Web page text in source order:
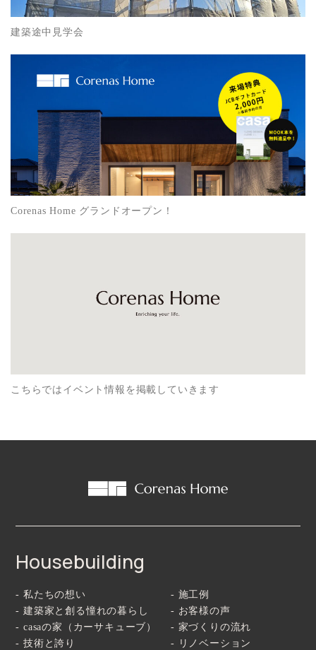
建築途中見学会
Corenas Home グランドオープン！
こちらではイベント情報を掲載していきます
Housebuilding
- 私たちの想い
- 建築家と創る憧れの暮らし
- casaの家（カーサキューブ）
- 技術と誇り
- 施工例
- お客様の声
- 家づくりの流れ
- リノベーション